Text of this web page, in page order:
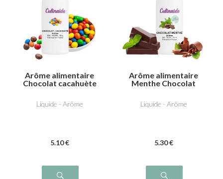
Arôme alimentaire
Chocolat cacahuète
Liquide - Arôme
5.10 €
Arôme alimentaire
Menthe Chocolat
Liquide - Arôme
5.30 €